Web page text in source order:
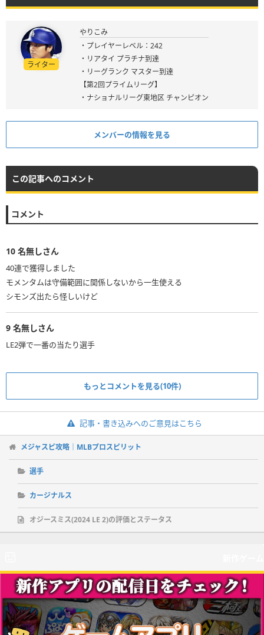
ライター
やりこみ
・プレイヤーレベル：242
・リアタイ プラチナ到達
・リーグランク マスター到達
【第2回プライムリーグ】
・ナショナルリーグ東地区 チャンピオン
メンバーの情報を見る
この記事へのコメント
コメント
10 名無しさん
40連で獲得しました
モメンタムは守備範囲に関係しないから一生使える
シモンズ出たら怪しいけど
9 名無しさん
LE2弾で一番の当たり選手
もっとコメントを見る(10件)
記事・書き込みへのご意見はこちら
メジャスピ攻略｜MLBプロスピリット
選手
カージナルス
オジースミス(2024 LE 2)の評価とステータス